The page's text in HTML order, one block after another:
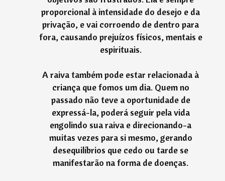
proporcional à intensidade do desejo e da
privação, e vai corroendo de dentro para
fora, causando prejuízos físicos, mentais e
espirituais.
A raiva também pode estar relacionada à
criança que fomos um dia. Quem no
passado não teve a oportunidade de
expressá-la, poderá seguir pela vida
engolindo sua raiva e direcionando-a
muitas vezes para si mesmo, gerando
desequilíbrios que cedo ou tarde se
manifestarão na forma de doenças.